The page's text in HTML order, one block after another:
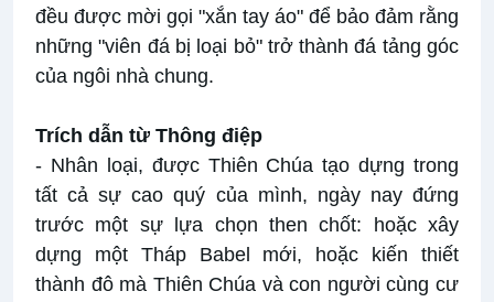
đều được mời gọi "xắn tay áo" để bảo đảm rằng
những "viên đá bị loại bỏ" trở thành đá tảng góc
của ngôi nhà chung.
Trích dẫn từ Thông điệp
- Nhân loại, được Thiên Chúa tạo dựng trong
tất cả sự cao quý của mình, ngày nay đứng
trước một sự lựa chọn then chốt: hoặc xây
dựng một Tháp Babel mới, hoặc kiến thiết
thành đô mà Thiên Chúa và con người cùng cư